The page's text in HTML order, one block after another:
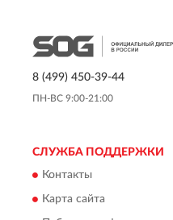
8 (499) 450-39-44
ПН-ВС 9:00-21:00
СЛУЖБА ПОДДЕРЖКИ
Контакты
Карта сайта